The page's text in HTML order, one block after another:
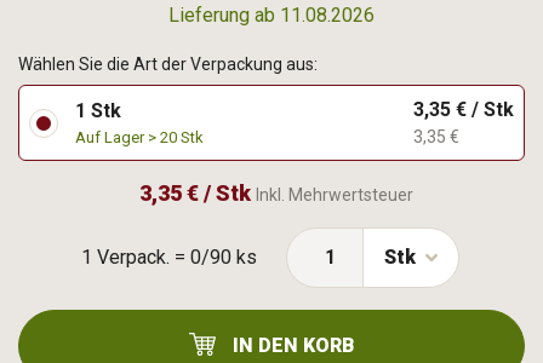
Lieferung ab 11.08.2026
1 Verpack. = 0/90 ks
Wählen Sie die Art der Verpackung aus:
1 Stk
Auf Lager > 20 Stk
3,35 € / Stk
3,35 €
3,35 € / Stk Inkl. Mehrwertsteuer
Stk
IN DEN KORB